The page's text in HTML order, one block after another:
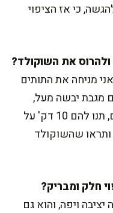
כי אז הציפוי
מניחה את התותים
מגבת יבשה מעל,
בעדינות. אם התותים מאוד עסיסיים, תנו להם 10 דק' על
שהשוקולד
נותן תוצאה יציבה ויפה, והוא גם